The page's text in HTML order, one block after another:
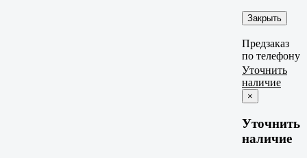
Закрыть
Предзаказ
по телефону
Уточнить
наличие
×
Уточнить
наличие